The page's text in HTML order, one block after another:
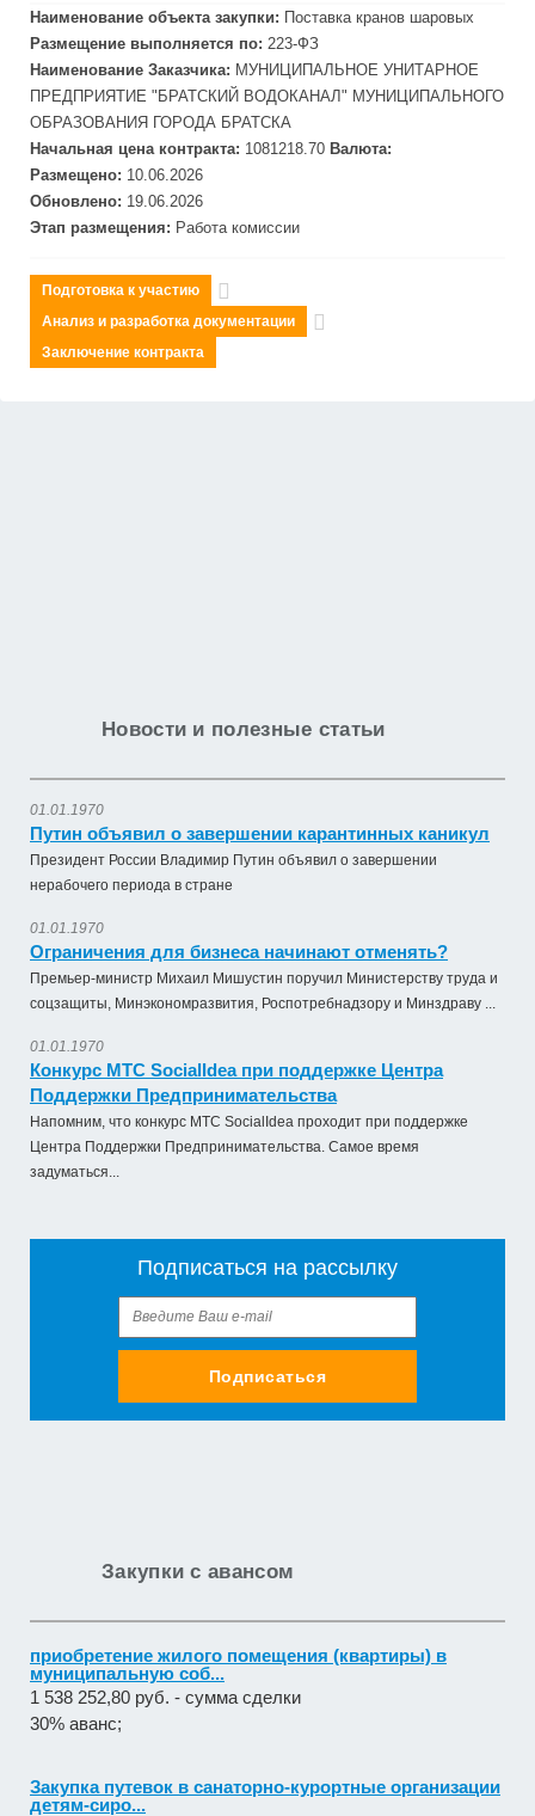
Наименование объекта закупки: Поставка кранов шаровых
Размещение выполняется по: 223-ФЗ
Наименование Заказчика: МУНИЦИПАЛЬНОЕ УНИТАРНОЕ
ПРЕДПРИЯТИЕ "БРАТСКИЙ ВОДОКАНАЛ" МУНИЦИПАЛЬНОГО
ОБРАЗОВАНИЯ ГОРОДА БРАТСКА
Начальная цена контракта: 1081218.70 Валюта:
Размещено: 10.06.2026
Обновлено: 19.06.2026
Этап размещения: Работа комиссии
Подготовка к участию
Анализ и разработка документации
Заключение контракта
Новости и полезные статьи
01.01.1970
Путин объявил о завершении карантинных каникул
Президент России Владимир Путин объявил о завершении
нерабочего периода в стране
01.01.1970
Ограничения для бизнеса начинают отменять?
Премьер-министр Михаил Мишустин поручил Министерству труда и
соцзащиты, Минэкономразвития, Роспотребнадзору и Минздраву ...
01.01.1970
Конкурс МТС SocialIdea при поддержке Центра
Поддержки Предпринимательства
Напомним, что конкурс МТС SocialIdea проходит при поддержке
Центра Поддержки Предпринимательства. Самое время
задуматься...
Подписаться на рассылку
Подписаться
Закупки с авансом
приобретение жилого помещения (квартиры) в
муниципальную соб...
1 538 252,80 руб. - сумма сделки
30% аванс;
Закупка путевок в санаторно-курортные организации
детям-сиро...